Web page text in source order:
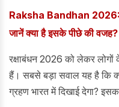
Raksha Bandhan 2026:
जानें क्या है इसके पीछे की वजह?
रक्षाबंधन 2026 को लेकर
हैं। सबसे बड़ा सवाल यह है कि
ग्रहण भारत में दिखाई देगा?